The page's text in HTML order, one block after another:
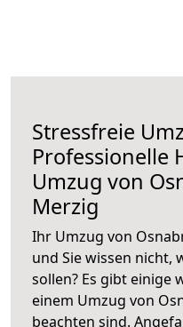
Stressfreie
Professionelle
Umzug von
Merzig
Ihr Umzug von
und Sie wissen nicht,
sollen? Es gibt einige
einem Umzug von
beachten sind.